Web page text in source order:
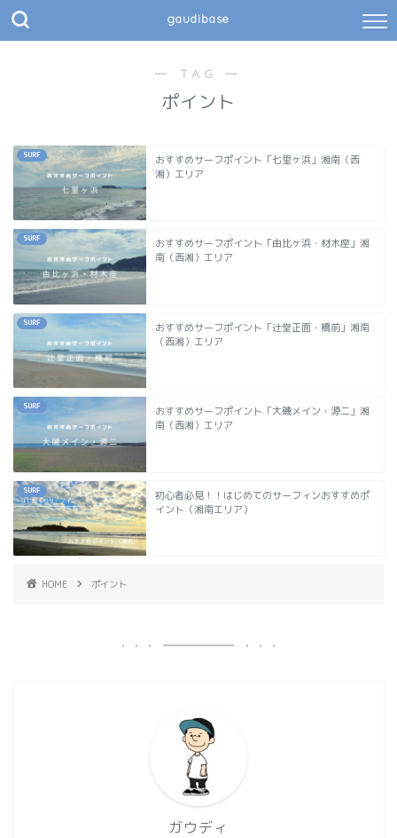
gaudibase
― TAG ―
ポイント
SURF
おすすめサーフポイント「七里ヶ浜」湘南（西
湘）エリア
SURF
おすすめサーフポイント「由比ヶ浜・材木座」湘
南（西湘）エリア
SURF
おすすめサーフポイント「辻堂正面・橋前」湘南
（西湘）エリア
SURF
おすすめサーフポイント「大磯メイン・源二」湘
南（西湘）エリア
SURF
初心者必見！！はじめてのサーフィンおすすめポ
イント（湘南エリア）
HOME ポイント
ガウディ